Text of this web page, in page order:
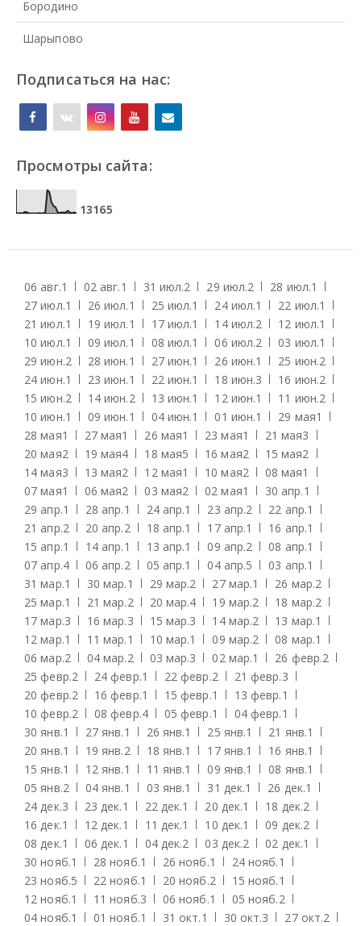
Бородино
Шарыпово
Подписаться на нас:
Просмотры сайта:
13165
06 авг.1 02 авг.1 31 июл.2 29 июл.2 28 июл.1
27 июл.1 26 июл.1 25 июл.1 24 июл.1 22 июл.1
21 июл.1 19 июл.1 17 июл.1 14 июл.2 12 июл.1
10 июл.1 09 июл.1 08 июл.1 06 июл.2 03 июл.1
29 июн.2 28 июн.1 27 июн.1 26 июн.1 25 июн.2
24 июн.1 23 июн.1 22 июн.1 18 июн.3 16 июн.2
15 июн.2 14 июн.2 13 июн.1 12 июн.1 11 июн.2
10 июн.1 09 июн.1 04 июн.1 01 июн.1 29 мая1
28 мая1 27 мая1 26 мая1 23 мая1 21 мая3
20 мая2 19 мая4 18 мая5 16 мая2 15 мая2
14 мая3 13 мая2 12 мая1 10 мая2 08 мая1
07 мая1 06 мая2 03 мая2 02 мая1 30 апр.1
29 апр.1 28 апр.1 24 апр.1 23 апр.2 22 апр.1
21 апр.2 20 апр.2 18 апр.1 17 апр.1 16 апр.1
15 апр.1 14 апр.1 13 апр.1 09 апр.2 08 апр.1
07 апр.4 06 апр.2 05 апр.1 04 апр.5 03 апр.1
31 мар.1 30 мар.1 29 мар.2 27 мар.1 26 мар.2
25 мар.1 21 мар.2 20 мар.4 19 мар.2 18 мар.2
17 мар.3 16 мар.3 15 мар.3 14 мар.2 13 мар.1
12 мар.1 11 мар.1 10 мар.1 09 мар.2 08 мар.1
06 мар.2 04 мар.2 03 мар.3 02 мар.1 26 февр.2
25 февр.2 24 февр.1 22 февр.2 21 февр.3
20 февр.2 16 февр.1 15 февр.1 13 февр.1
10 февр.2 08 февр.4 05 февр.1 04 февр.1
30 янв.1 27 янв.1 26 янв.1 25 янв.1 21 янв.1
20 янв.1 19 янв.2 18 янв.1 17 янв.1 16 янв.1
15 янв.1 12 янв.1 11 янв.1 09 янв.1 08 янв.1
05 янв.2 04 янв.1 03 янв.1 31 дек.1 26 дек.1
24 дек.3 23 дек.1 22 дек.1 20 дек.1 18 дек.2
16 дек.1 12 дек.1 11 дек.1 10 дек.1 09 дек.2
08 дек.1 06 дек.1 04 дек.2 03 дек.2 02 дек.1
30 нояб.1 28 нояб.1 26 нояб.1 24 нояб.1
23 нояб.5 22 нояб.1 20 нояб.2 15 нояб.1
12 нояб.1 11 нояб.3 06 нояб.1 05 нояб.2
04 нояб.1 01 нояб.1 31 окт.1 30 окт.3 27 окт.2